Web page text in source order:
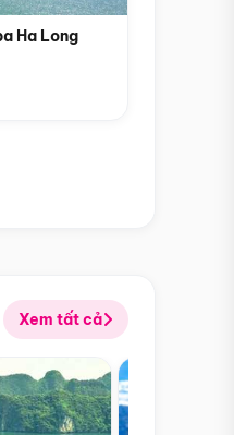
Ha Long
Xem tất cả